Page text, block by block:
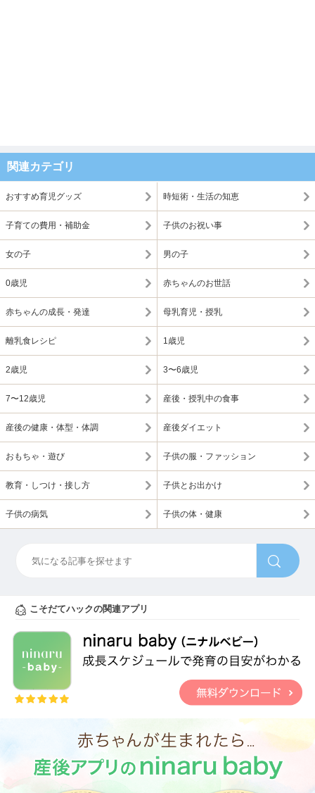
関連カテゴリ
おすすめ育児グッズ 時短術・生活の知恵
子育ての費用・補助金 子供のお祝い事
女の子 男の子
0歳児 赤ちゃんのお世話
赤ちゃんの成長・発達 母乳育児・授乳
離乳食レシピ 1歳児
2歳児 3〜6歳児
7〜12歳児 産後・授乳中の食事
産後の健康・体型・体調 産後ダイエット
おもちゃ・遊び 子供の服・ファッション
教育・しつけ・接し方 子供とお出かけ
子供の病気 子供の体・健康
こそだてハックの関連アプリ